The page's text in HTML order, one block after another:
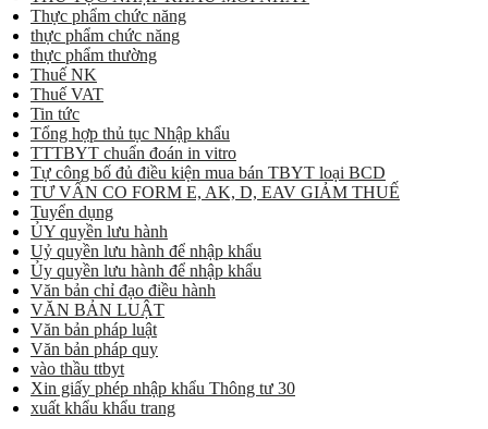
Thực phẩm chức năng
thực phẩm chức năng
thực phẩm thường
Thuế NK
Thuế VAT
Tin tức
Tổng hợp thủ tục Nhập khẩu
TTTBYT chuẩn đoán in vitro
Tự công bố đủ điều kiện mua bán TBYT loại BCD
TƯ VẤN CO FORM E, AK, D, EAV GIẢM THUẾ
Tuyển dụng
ỦY quyền lưu hành
Uỷ quyền lưu hành để nhập khẩu
Ủy quyền lưu hành để nhập khẩu
Văn bản chỉ đạo điều hành
VĂN BẢN LUẬT
Văn bản pháp luật
Văn bản pháp quy
vào thầu ttbyt
Xin giấy phép nhập khẩu Thông tư 30
xuất khẩu khẩu trang